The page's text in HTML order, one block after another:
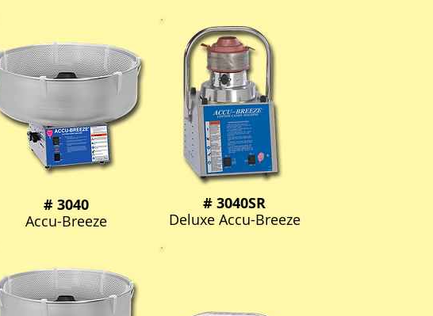
# 3040
Accu-Breeze
# 3040SR
Deluxe Accu-Breeze